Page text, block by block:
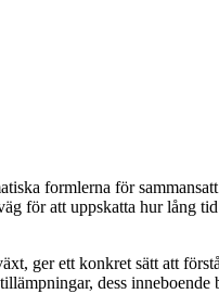
formlerna för
för att uppskatta hur lång
ger ett konkret sätt att
dess inneboende